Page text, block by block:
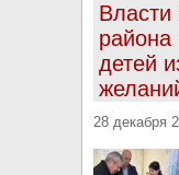
Власти
района
детей
28 декабря